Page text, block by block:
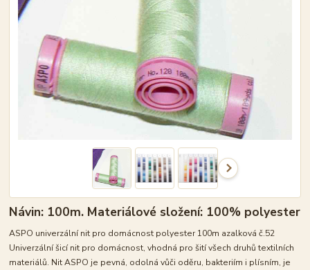
Návin: 100m. Materiálové složení: 100% polyester
ASPO univerzální nit pro domácnost polyester 100m azalková č.52
Univerzální šicí nit pro domácnost, vhodná pro šití všech druhů textilních
materiálů. Nit ASPO je pevná, odolná vůči oděru, bakteriím i plísním, je